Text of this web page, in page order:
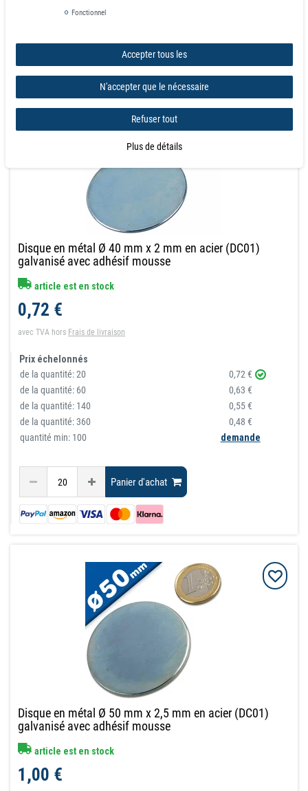
Disque en métal Ø 40 mm x 2 mm en acier (DC01)
galvanisé avec adhésif mousse
article est en stock
0,72 €
avec TVA hors Frais de livraison
Prix échelonnés
de la quantité:20
0,72 €
de la quantité: 60
0,63 €
de la quantité: 140
0,55 €
de la quantité:360
0,48 €
quantité min: 100
demande
Panier d'achat
Disque en métal Ø 50 mm x 2,5 mm en acier (DC01)
galvanisé avec adhésif mousse
article est en stock
1,00 €
Fonctionnel
Accepter tous les
N'accepter que le nécessaire
Refuser tout
Plus de détails